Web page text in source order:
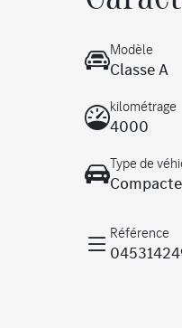
Modèle
Classe A
kilométrage
4000
Type de
Compacte
Référence